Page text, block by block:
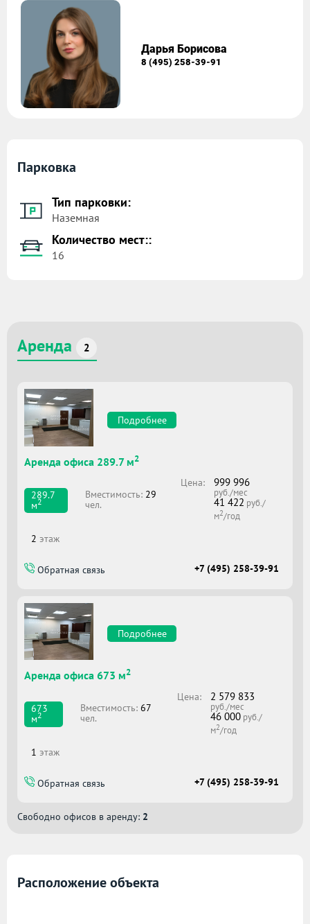
Дарья Борисова
8 (495) 258-39-91
Парковка
Тип парковки:
Наземная
Количество мест::
16
Аренда 2
Подробнее
Аренда офиса 289.7 м2
289.7
м2
Вместимоcть: 29
чел.
Цена: 999 996
руб./мес
41 422 руб./
м2/год
2 этаж
Обратная связь +7 (495) 258-39-91
Подробнее
Аренда офиса 673 м2
673
м2
Вместимоcть: 67
чел.
Цена: 2 579 833
руб./мес
46 000руб./
м2/год
1 этаж
Обратная связь +7 (495) 258-39-91
Свободно офисов в аренду: 2
Расположение объекта